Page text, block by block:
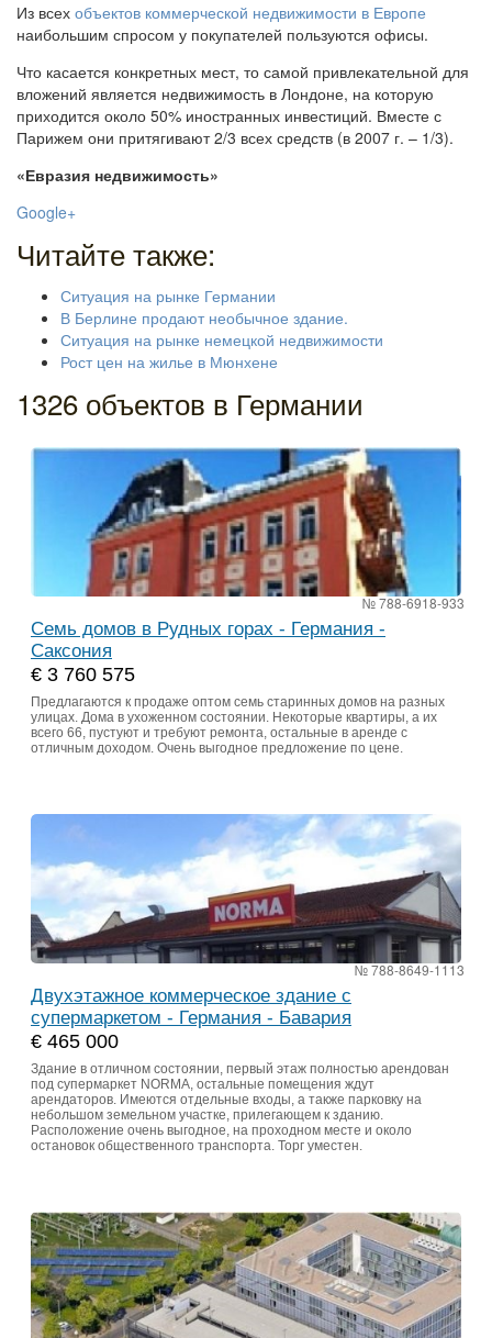
Из всех объектов коммерческой недвижимости в Европе
наибольшим спросом у покупателей пользуются офисы.
Что касается конкретных мест, то самой привлекательной для
вложений является недвижимость в Лондоне, на которую
приходится около 50% иностранных инвестиций. Вместе с
Парижем они притягивают 2/3 всех средств (в 2007 г. – 1/3).
«Евразия недвижимость»
Google+
Читайте также:
Ситуация на рынке Германии
В Берлине продают необычное здание.
Ситуация на рынке немецкой недвижимости
Рост цен на жилье в Мюнхене
1326 объектов в Германии
№ 788-6918-933
Семь домов в Рудных горах - Германия -
Саксония
€ 3 760 575
Предлагаются к продаже оптом семь старинных домов на разных
улицах. Дома в ухоженном состоянии. Некоторые квартиры, а их
всего 66, пустуют и требуют ремонта, остальные в аренде с
отличным доходом. Очень выгодное предложение по цене.
№ 788-8649-1113
Двухэтажное коммерческое здание с
супермаркетом - Германия - Бавария
€ 465 000
Здание в отличном состоянии, первый этаж полностью арендован
под супермаркет NORMA, остальные помещения ждут
арендаторов. Имеются отдельные входы, а также парковку на
небольшом земельном участке, прилегающем к зданию.
Расположение очень выгодное, на проходном месте и около
остановок общественного транспорта. Торг уместен.